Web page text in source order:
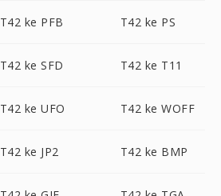
T42 ke PFB T42 ke PS
T42 ke SFD T42 ke T11
T42 ke UFO T42 ke WOFF
T42 ke JP2 T42 ke BMP